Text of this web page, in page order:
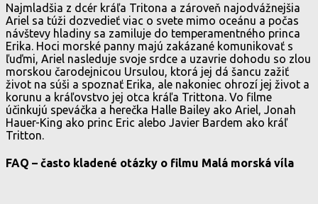
Najmladšia z dcér kráľa Tritona a zároveň najodvážnejšia
Ariel sa túži dozvedieť viac o svete mimo oceánu a počas
návštevy hladiny sa zamiluje do temperamentného princa
Erika. Hoci morské panny majú zakázané komunikovať s
ľuďmi, Ariel nasleduje svoje srdce a uzavrie dohodu so zlou
morskou čarodejnicou Ursulou, ktorá jej dá šancu zažiť
život na súši a spoznať Erika, ale nakoniec ohrozí jej život a
korunu a kráľovstvo jej otca kráľa Trittona. Vo filme
účinkujú speváčka a herečka Halle Bailey ako Ariel, Jonah
Hauer-King ako princ Eric alebo Javier Bardem ako kráľ
Tritton.
FAQ – často kladené otázky o filmu Malá morská víla